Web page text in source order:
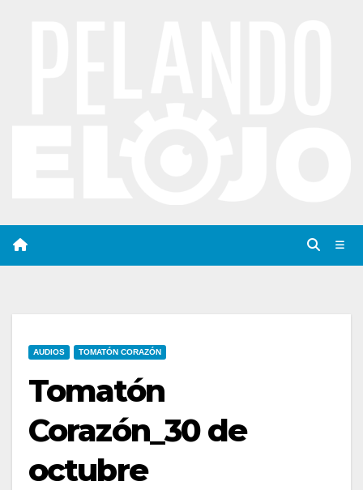
AUDIOS TOMATÓN CORAZÓN
Tomatón
Corazón_30 de
octubre